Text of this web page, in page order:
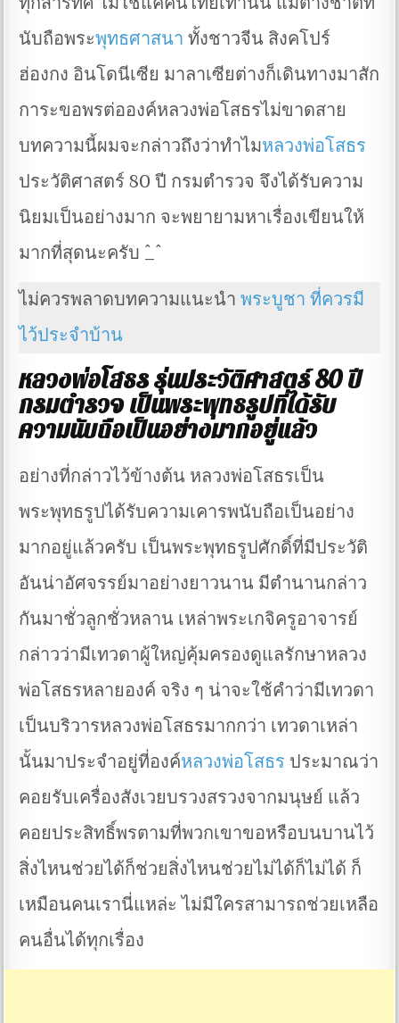
นับถือพระพุทธศาสนา ทั้งชาวจีน สิงคโปร์
ฮ่องกง อินโดนีเซีย มาลาเซียต่างก็เดินทางมาสัก
การะขอพรต่อองค์หลวงพ่อโสธรไม่ขาดสาย
บทความนี้ผมจะกล่าวถึงว่าทำไมหลวงพ่อโสธร
ประวัติศาสตร์ 80 ปี กรมตำรวจ จึงได้รับความ
นิยมเป็นอย่างมาก จะพยายามหาเรื่องเขียนให้
มากที่สุดนะครับ ^_^
ไม่ควรพลาดบทความแนะนำพระบูชา ที่ควรมี
ไว้ประจำบ้าน
หลวงพ่อโสธร รุ่นประวัติศาสตร์ 80 ปี
กรมตำรวจ เป็นพระพุทธรูปที่ได้รับ
ความนับถือเป็นอย่างมากอยู่แล้ว
อย่างที่กล่าวไว้ข้างต้น หลวงพ่อโสธรเป็น
พระพุทธรูปได้รับความเคารพนับถือเป็นอย่าง
มากอยู่แล้วครับ เป็นพระพุทธรูปศักดิ์ที่มีประวัติ
อันน่าอัศจรรย์มาอย่างยาวนาน มีตำนานกล่าว
กันมาชั่วลูกชั่วหลาน เหล่าพระเกจิครูอาจารย์
กล่าวว่ามีเทวดาผู้ใหญ่คุ้มครองดูแลรักษาหลวง
พ่อโสธรหลายองค์ จริง ๆ น่าจะใช้คำว่ามีเทวดา
เป็นบริวารหลวงพ่อโสธรมากกว่า เทวดาเหล่า
นั้นมาประจำอยู่ที่องค์หลวงพ่อโสธร ประมาณว่า
คอยรับเครื่องสังเวยบรวงสรวงจากมนุษย์ แล้ว
คอยประสิทธิ์พรตามที่พวกเขาขอหรือบนบานไว้
สิ่งไหนช่วยได้ก็ช่วยสิ่งไหนช่วยไม่ได้ก็ไม่ได้ ก็
เหมือนคนเรานี่แหล่ะ ไม่มีใครสามารถช่วยเหลือ
คนอื่นได้ทุกเรื่อง